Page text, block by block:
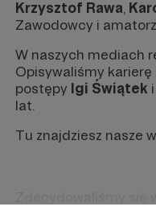
Krzysztof Rawa
Zawodowcy i
W naszych mediach
Opisywaliśmy
postępy Igi Świątek i
lat.
Tu znajdziesz nasze